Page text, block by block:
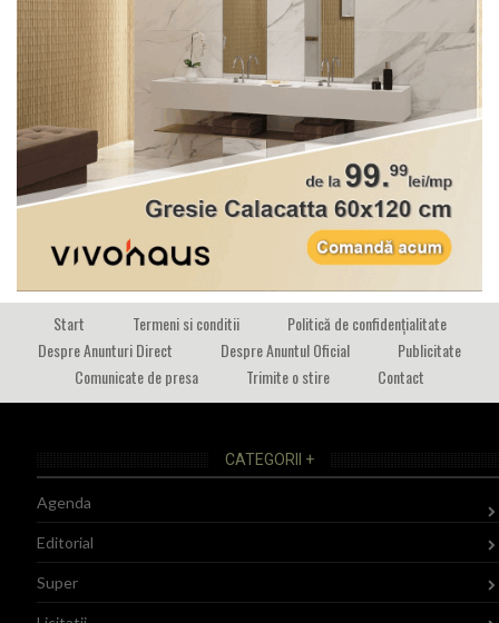
Start Termeni si conditii
Politică de confidențialitate
Despre Anunturi Direct
Despre Anuntul Oficial
Publicitate
Comunicate de presa
Trimite o stire Contact
CATEGORII +
Agenda
Editorial
Super